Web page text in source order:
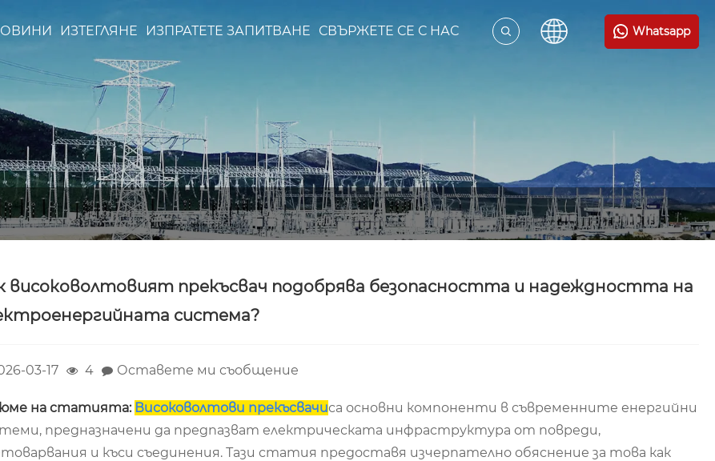
ИЗТЕГЛЯНЕ ИЗПРАТЕТЕ ЗАПИТВАНЕ СВЪРЖЕТЕ СЕ С НАС Whatsapp
високоволтовият прекъсвач подобрява безопасността и надеждността на
система?
03-17 4 Оставете ми съобщение
на статията: Високоволтови прекъсвачиса основни компоненти в съвременните енергийни
предназначени да предпазват електрическата инфраструктура от повреди,
и къси съединения. Тази статия предоставя изчерпателно обяснение за това как